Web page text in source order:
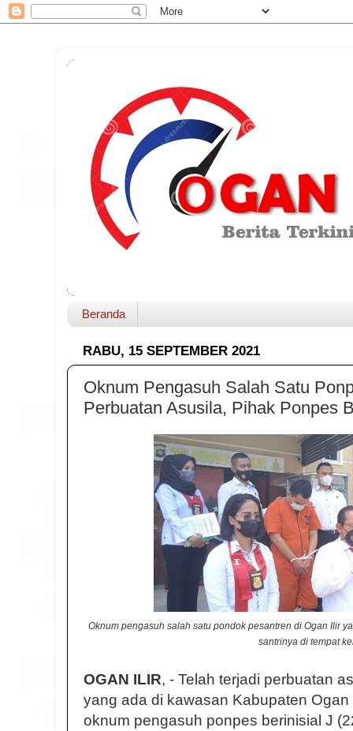
Beranda
RABU, 15 SEPTEMBER 2021
Oknum Pengasuh Salah Satu
Perbuatan Asusila, Pihak Ponpes
Oknum pengasuh salah satu pondok pesantren di Ogan Ilir
santrinya di tempat
OGAN ILIR, - Telah terjadi perbuatan
yang ada di kawasan Kabupaten
oknum pengasuh ponpes berinisial J